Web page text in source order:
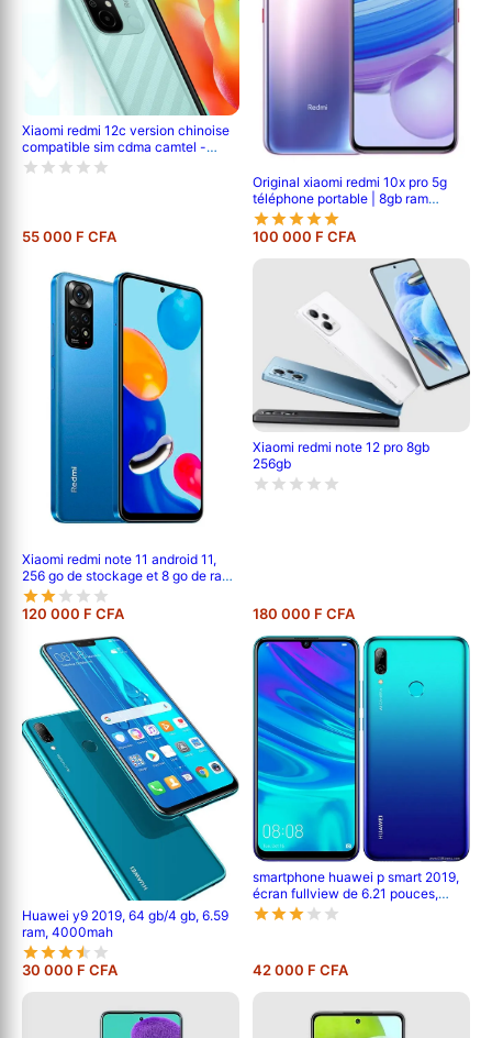
Xiaomi redmi 12c version chinoise
compatible sim cdma camtel -
pouce- 6.71' - 64go /4go ram -
55 000 F CFA
Original xiaomi redmi 10x pro 5g
téléphone portable | 8gb ram
/256gb rom | mtk 820 octa core |
48mp ai quad camera | 4520mah
battery | 6.57 full screen |
fingerprint id
100 000 F CFA
Xiaomi redmi note 11 android 11,
256 go de stockage et 8 go de ram,
écran : 6,6 pouces tft lcd ips,
double caméra arrière de 50 mp + 8
mp, batterie de 5000 mah
120 000 F CFA
Xiaomi redmi note 12 pro 8gb
256gb
180 000 F CFA
Huawei y9 2019, 64 gb/4 gb, 6.59
ram, 4000mah
30 000 F CFA
smartphone huawei p smart 2019,
écran fullview de 6.21 pouces,
android 9.0; 128 gb rom, 4 gb ram,
42 000 F CFA